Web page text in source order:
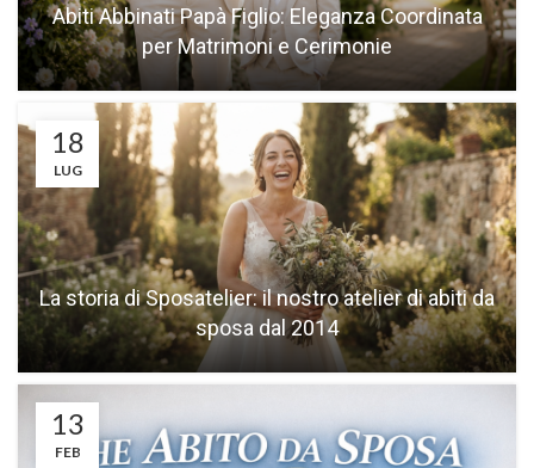
Abiti Abbinati Papà Figlio: Eleganza Coordinata
per Matrimoni e Cerimonie
18
LUG
La storia di Sposatelier: il nostro atelier di abiti da
sposa dal 2014
13
FEB